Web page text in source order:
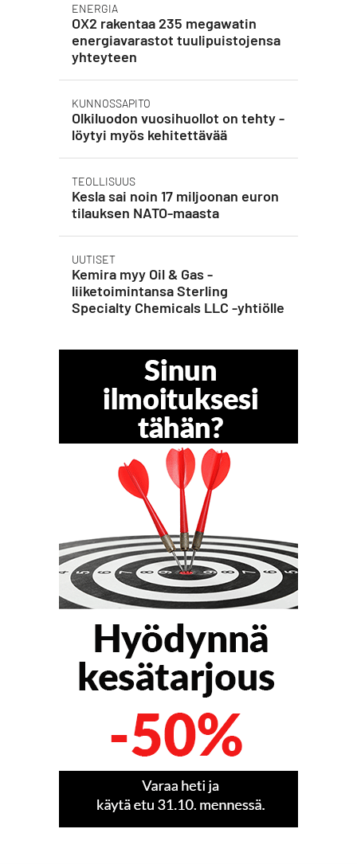
ENERGIA
OX2 rakentaa 235 megawatin
energiavarastot tuulipuistojensa
yhteyteen
KUNNOSSAPITO
Olkiluodon vuosihuollot on tehty -
löytyi myös kehitettävää
TEOLLISUUS
Kesla sai noin 17 miljoonan euron
tilauksen NATO-maasta
UUTISET
Kemira myy Oil & Gas -
liiketoimintansa Sterling
Specialty Chemicals LLC -yhtiölle